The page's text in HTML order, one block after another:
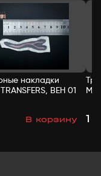
накладки
ВЕН 01
В корзину
- + 1